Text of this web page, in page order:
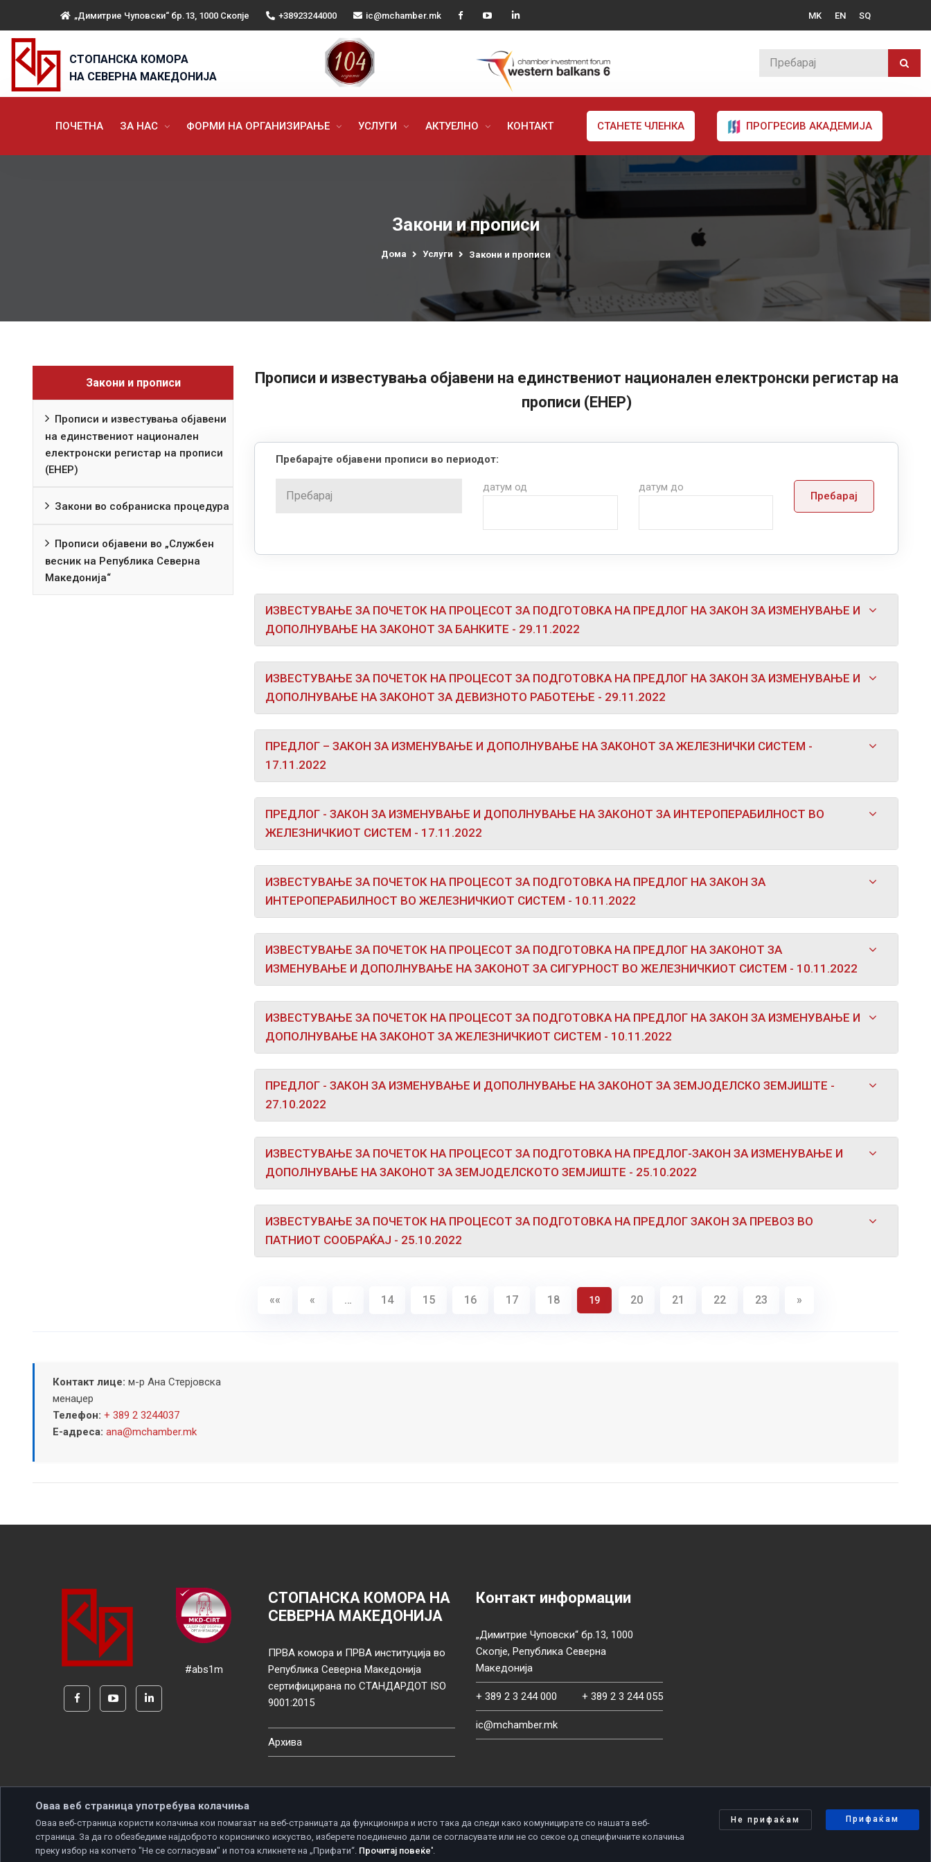
„Димитрие Чуповски“ бр.13, 1000 Скопје +38923244000 ic@mchamber.mk MK EN SQ
СТОПАНСКА КОМОРА
НА СЕВЕРНА МАКЕДОНИЈА
ПОЧЕТНА ЗА НАС ФОРМИ НА ОРГАНИЗИРАЊЕ УСЛУГИ АКТУЕЛНО КОНТАКТ СТАНЕТЕ ЧЛЕНКА ПРОГРЕСИВ АКАДЕМИЈА
Закони и прописи
Дома Услуги Закони и прописи
Закони и прописи
Прописи и известувања објавени
на единствениот национален
електронски регистар на прописи
(ЕНЕР)
Закони во собраниска процедура
Прописи објавени во „Службен
весник на Република Северна
Македонија“
Прописи и известувања објавени на единствениот национален електронски регистар на
прописи (ЕНЕР)
Пребарајте објавени прописи во периодот:
датум од датум до
Пребарај
ИЗВЕСТУВАЊЕ ЗА ПОЧЕТОК НА ПРОЦЕСОТ ЗА ПОДГОТОВКА НА ПРЕДЛОГ НА ЗАКОН ЗА ИЗМЕНУВАЊЕ И
ДОПОЛНУВАЊЕ НА ЗАКОНОТ ЗА БАНКИТЕ - 29.11.2022
ИЗВЕСТУВАЊЕ ЗА ПОЧЕТОК НА ПРОЦЕСОТ ЗА ПОДГОТОВКА НА ПРЕДЛОГ НА ЗАКОН ЗА ИЗМЕНУВАЊЕ И
ДОПОЛНУВАЊЕ НА ЗАКОНОТ ЗА ДЕВИЗНОТО РАБОТЕЊЕ - 29.11.2022
ПРЕДЛОГ – ЗАКОН ЗА ИЗМЕНУВАЊЕ И ДОПОЛНУВАЊЕ НА ЗАКОНОТ ЗА ЖЕЛЕЗНИЧКИ СИСТЕМ -
17.11.2022
ПРЕДЛОГ - ЗАКОН ЗА ИЗМЕНУВАЊЕ И ДОПОЛНУВАЊЕ НА ЗАКОНОТ ЗА ИНТЕРОПЕРАБИЛНОСТ ВО
ЖЕЛЕЗНИЧКИОТ СИСТЕМ - 17.11.2022
ИЗВЕСТУВАЊЕ ЗА ПОЧЕТОК НА ПРОЦЕСОТ ЗА ПОДГОТОВКА НА ПРЕДЛОГ НА ЗАКОН ЗА
ИНТЕРОПЕРАБИЛНОСТ ВО ЖЕЛЕЗНИЧКИОТ СИСТЕМ - 10.11.2022
ИЗВЕСТУВАЊЕ ЗА ПОЧЕТОК НА ПРОЦЕСОТ ЗА ПОДГОТОВКА НА ПРЕДЛОГ НА ЗАКОНОТ ЗА
ИЗМЕНУВАЊЕ И ДОПОЛНУВАЊЕ НА ЗАКОНОТ ЗА СИГУРНОСТ ВО ЖЕЛЕЗНИЧКИОТ СИСТЕМ - 10.11.2022
ИЗВЕСТУВАЊЕ ЗА ПОЧЕТОК НА ПРОЦЕСОТ ЗА ПОДГОТОВКА НА ПРЕДЛОГ НА ЗАКОН ЗА ИЗМЕНУВАЊЕ И
ДОПОЛНУВАЊЕ НА ЗАКОНОТ ЗА ЖЕЛЕЗНИЧКИОТ СИСТЕМ - 10.11.2022
ПРЕДЛОГ - ЗАКОН ЗА ИЗМЕНУВАЊЕ И ДОПОЛНУВАЊЕ НА ЗАКОНОТ ЗА ЗЕМЈОДЕЛСКО ЗЕМЈИШТЕ -
27.10.2022
ИЗВЕСТУВАЊЕ ЗА ПОЧЕТОК НА ПРОЦЕСОТ ЗА ПОДГОТОВКА НА ПРЕДЛОГ-ЗАКОН ЗА ИЗМЕНУВАЊЕ И
ДОПОЛНУВАЊЕ НА ЗАКОНОТ ЗА ЗЕМЈОДЕЛСКОТО ЗЕМЈИШТЕ - 25.10.2022
ИЗВЕСТУВАЊЕ ЗА ПОЧЕТОК НА ПРОЦЕСОТ ЗА ПОДГОТОВКА НА ПРЕДЛОГ ЗАКОН ЗА ПРЕВОЗ ВО
ПАТНИОТ СООБРАЌАЈ - 25.10.2022
«« « … 14 15 16 17 18 19 20 21 22 23 »
Контакт лице: м-р Ана Стерјовска
менаџер
Телефон: + 389 2 3244037
Е-адреса: ana@mchamber.mk
#abs1m
СТОПАНСКА КОМОРА НА
СЕВЕРНА МАКЕДОНИЈА
ПРВА комора и ПРВА институција во
Република Северна Македонија
сертифицирана по СТАНДАРДОТ ISO
9001:2015
Архива
Контакт информации
„Димитрие Чуповски“ бр.13, 1000
Скопје, Република Северна
Македонија
+ 389 2 3 244 000 + 389 2 3 244 055
ic@mchamber.mk
Copyright © 2026 Developed by Unet. All rights reserved. Политика за приватност
Оваа веб страница употребува колачиња
Оваа веб-страница користи колачиња кои помагаат на веб-страницата да функционира и исто така да следи како комуницирате со нашата веб-
страница. За да го обезбедиме најдоброто корисничко искуство, изберете поединечно дали се согласувате или не со секое од специфичните колачиња
преку избор на копчето "Не се согласувам" и потоа кликнете на „Прифати“. Прочитај повеќе'.
Не прифаќам Прифаќам